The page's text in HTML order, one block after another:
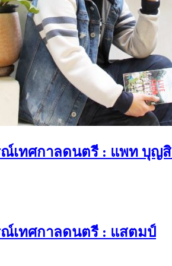
ณ์เทศกาลดนตรี : แพท บุญ
ณ์เทศกาลดนตรี : แสตมป์